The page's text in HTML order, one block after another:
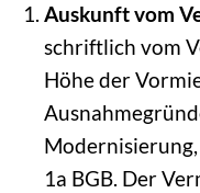
Auskunft vom
schriftlich vom
Höhe der
Modernisierung,
1a BGB. Der